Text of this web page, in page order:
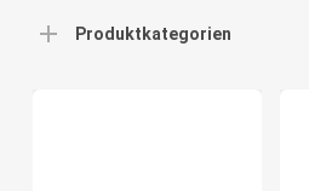
Produktkategorien